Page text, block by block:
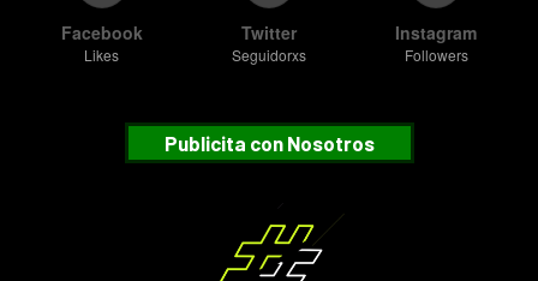
Facebook
Likes
Twitter
Seguidorxs
Instagram
Followers
Publicita con Nosotros